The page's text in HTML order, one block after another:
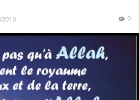
2013 0